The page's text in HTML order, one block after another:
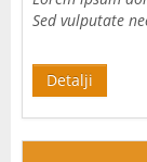
Sed vulputate
Detalji